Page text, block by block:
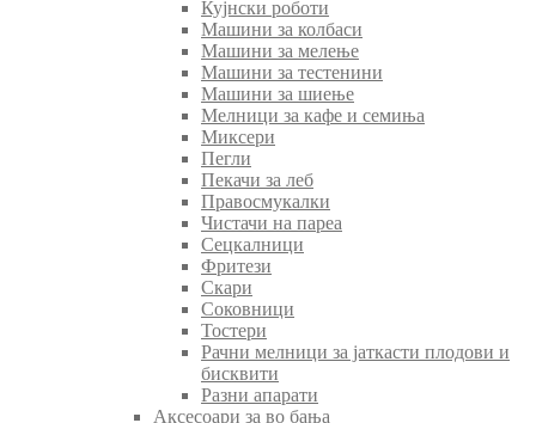
Кујнски роботи
Машини за колбаси
Машини за мелење
Машини за тестенини
Машини за шиење
Мелници за кафе и семиња
Миксери
Пегли
Пекачи за леб
Правосмукалки
Чистачи на пареа
Сецкалници
Фритези
Скари
Соковници
Тостери
Рачни мелници за јаткасти плодови и
бисквити
Разни апарати
Аксесоари за во бања